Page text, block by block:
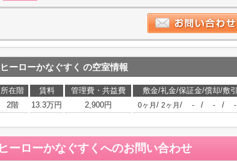
ヒーローかなぐすく の空室情報
所在階 賃料 管理費・共益費 敷金/礼金/保証金/償却/敷引
2階
13.3万円 2,900円 0ヶ月 / 2ヶ月 / - / - / -
ヒーローかなぐすく へのお問い合わせ